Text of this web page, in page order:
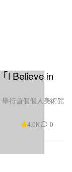
I Believe in
行首個個人美術館
4.0K 0